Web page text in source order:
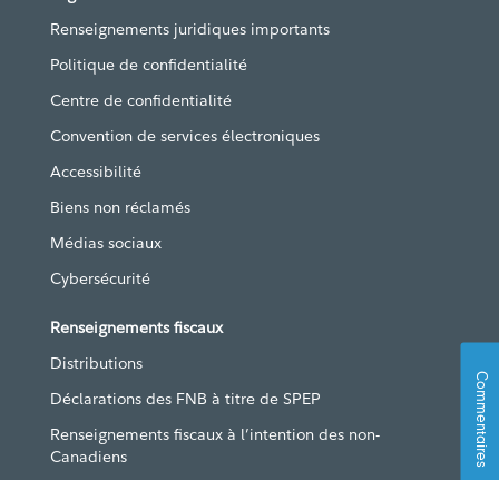
Renseignements juridiques importants
Politique de confidentialité
Centre de confidentialité
Convention de services électroniques
Accessibilité
Biens non réclamés
Médias sociaux
Cybersécurité
Renseignements fiscaux
Distributions
Déclarations des FNB à titre de SPEP
Renseignements fiscaux à l’intention des non-
Canadiens
Commentaires